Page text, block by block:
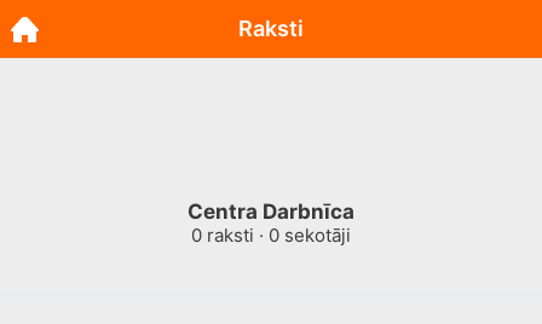
Centra Darbnīca
0 raksti · 0 sekotāji
Raksti